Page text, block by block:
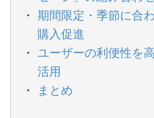
期間限定・季節に合
購入促進
ユーザーの利便性を
活用
まとめ